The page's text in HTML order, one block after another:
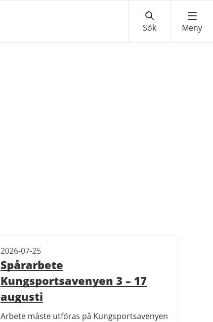
Spårarbete
Kungsportsavenyen 3 – 17
augusti
2026-07-25
Arbete måste utföras på Kungsportsavenyen